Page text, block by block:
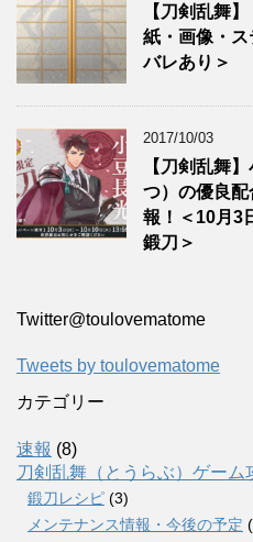
【刀剣乱舞
紙・画像・
バレあり＞
2017/10/03
【刀剣乱舞
つ）の優良
報！＜10月3
鍛刀＞
Twitter‎@toulovematome
Tweets by toulovematome
カテゴリー
速報 (8)
刀剣乱舞（とうらぶ）ゲーム
鍛刀レシピ (3)
メンテナンス情報・今後の予定